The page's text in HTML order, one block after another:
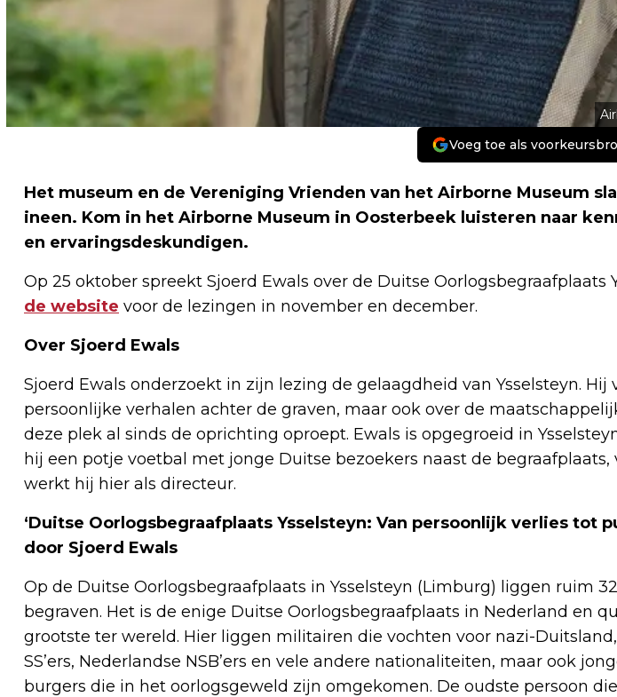
Voeg toe als
Het museum en de Vereniging Vrienden van het Airborne Museum
ineen. Kom in het Airborne Museum in Oosterbeek luisteren naar
en ervaringsdeskundigen.
Op 25 oktober spreekt Sjoerd Ewals over de Duitse Oorlogsbegraafplaats
de website voor de lezingen in november en december.
Over Sjoerd Ewals
Sjoerd Ewals onderzoekt in zijn lezing de gelaagdheid van Ysselsteyn. Hij
persoonlijke verhalen achter de graven, maar ook over de
deze plek al sinds de oprichting oproept. Ewals is opgegroeid in
hij een potje voetbal met jonge Duitse bezoekers naast de begraafplaats,
werkt hij hier als directeur.
‘Duitse Oorlogsbegraafplaats Ysselsteyn: Van persoonlijk verlies tot
door Sjoerd Ewals
Op de Duitse Oorlogsbegraafplaats in Ysselsteyn (Limburg) liggen ruim
begraven. Het is de enige Duitse Oorlogsbegraafplaats in Nederland en
grootste ter wereld. Hier liggen militairen die vochten voor nazi-
SS’ers, Nederlandse NSB’ers en vele andere nationaliteiten, maar ook
burgers die in het oorlogsgeweld zijn omgekomen. De oudste persoon